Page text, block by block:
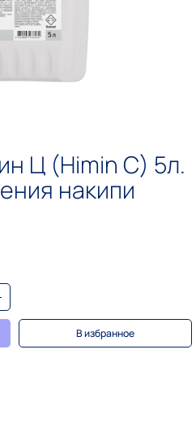
Ц (Himin C) 5л.
накипи
В избранное